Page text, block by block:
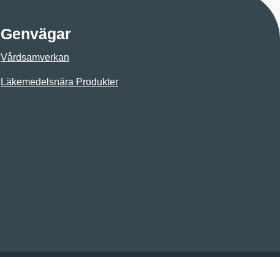
Genvägar
Vårdsamverkan
Läkemedelsnära Produkter